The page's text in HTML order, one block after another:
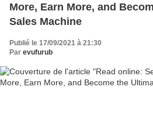
More, Earn More, and
Sales Machine
Publié le 17/09/2021 à 21:30
Par evufurub